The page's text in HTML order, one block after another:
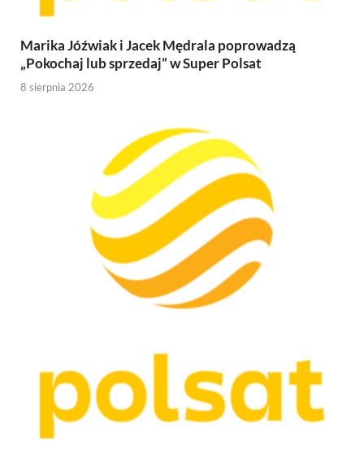
Marika Jóźwiak i Jacek Mędrala poprowadzą
„Pokochaj lub sprzedaj” w Super Polsat
8 sierpnia 2026